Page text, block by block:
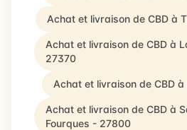
Achat et livraison de CBD à
Achat et livraison de CBD à
27370
Achat et livraison de CBD
Achat et livraison de CBD à
Fourques - 27800